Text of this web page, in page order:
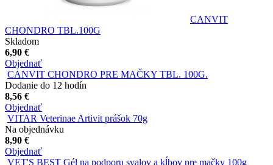
CANVIT
CHONDRO TBL.100G
Skladom
6,90 €
Objednať
CANVIT CHONDRO PRE MAČKY TBL. 100G.
Dodanie do 12 hodín
8,56 €
Objednať
VITAR Veterinae Artivit prášok 70g
Na objednávku
8,90 €
Objednať
VET'S BEST Gél na podporu svalov a kĺbov pre mačky 100g